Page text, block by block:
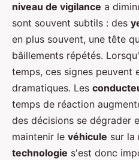
niveau de vigilance a
sont souvent subtils : des
en plus souvent, une tête
bâillements répétés.
temps, ces signes peuvent
dramatiques. Les
temps de réaction
des décisions se dégrader
maintenir le véhicule sur la
technologie s'est donc